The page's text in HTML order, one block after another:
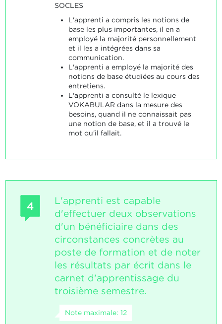
SOCLES
L'apprenti a compris les notions de
base les plus importantes, il en a
employé la majorité personnellement
et il les a intégrées dans sa
communication.
L'apprenti a employé la majorité des
notions de base étudiées au cours des
entretiens.
L'apprenti a consulté le lexique
VOKABULAR dans la mesure des
besoins, quand il ne connaissait pas
une notion de base, et il a trouvé le
mot qu'il fallait.
4
L'apprenti est capable
d'effectuer deux observations
d'un bénéficiaire dans des
circonstances concrètes au
poste de formation et de noter
les résultats par écrit dans le
carnet d'apprentissage du
troisième semestre.
Note maximale: 12